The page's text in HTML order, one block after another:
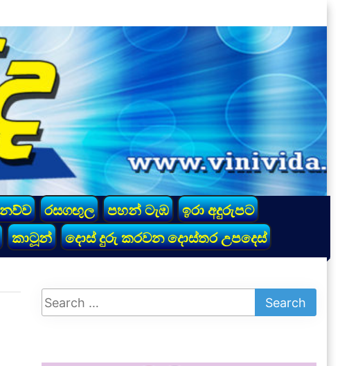
රසගඟුල පහන් ටැඹ
ඉරා අදුරුපට
කාටූන් දොස් දුරු කරවන දොස්තර උපදෙස්